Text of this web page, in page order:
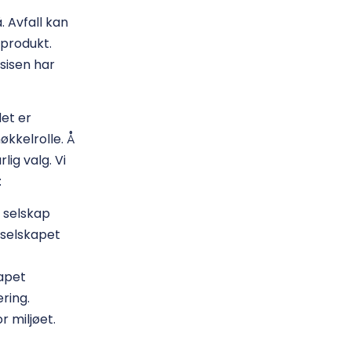
Avfall kan
har
er
Å
valg. Vi
miljøet.